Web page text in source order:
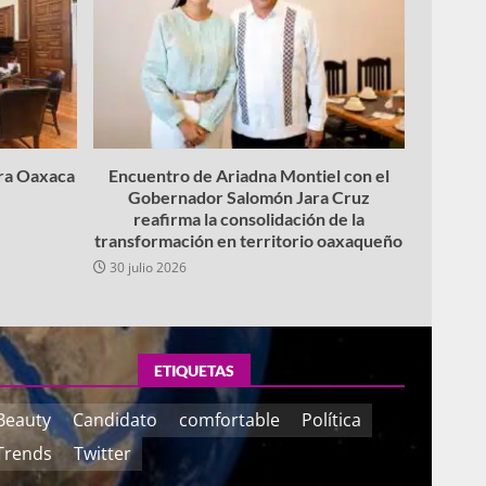
Oaxaca
Encuentro de Ariadna Montiel con el
Gobernador Salomón Jara Cruz
reafirma la consolidación de la
transformación en territorio oaxaqueño
30 julio 2026
ETIQUETAS
Candidato comfortable
Política
Twitter